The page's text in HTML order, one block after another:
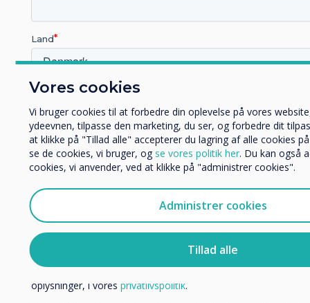
Relateret casestudium
90-screen Clevertouch
project proves a very
clever move at Leeds
comprehensive
Læs mere
Vores cookies
Vi bruger cookies til at forbedre din oplevelse på vores
ydeevnen, tilpasse den marketing, du ser, og forbedre dit
at klikke på "Tillad alle" accepterer du lagring af alle cookies
se de cookies, vi bruger, og se vores politik her. Du kan også
cookies, vi anvender, ved at klikke på "administrer cookies".
Administrer cookies
Tillad alle
Land
Hvilken branche arbejder du i?
Uddannelse
Virksomhed
Andre
Organisationens navn
Vi vil gerne kontakte dig om vores produkter og tjenester via
Jeg accepterer at modtage kommunikation fra
oplysninger, i vores privatlivspolitik.